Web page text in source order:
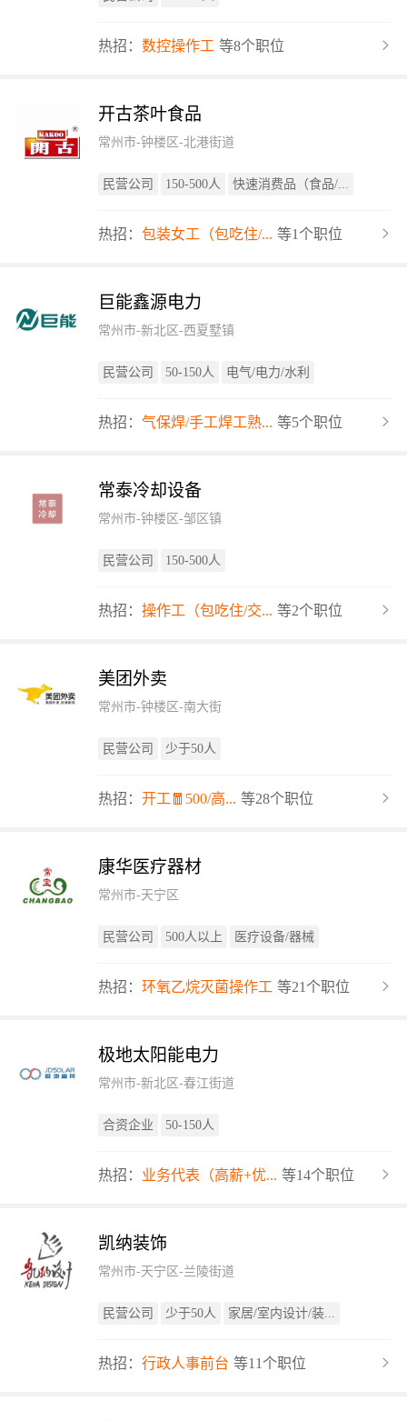
热招： 数控操作工 等8个职位
开古茶叶食品
常州市-钟楼区-北港街道
民营公司 150-500人 快速消费品（食品/...
热招： 包装女工（包吃住/... 等1个职位
巨能鑫源电力
常州市-新北区-西夏墅镇
民营公司 50-150人 电气/电力/水利
热招： 气保焊/手工焊工熟... 等5个职位
常泰冷却设备
常州市-钟楼区-邹区镇
民营公司 150-500人
热招： 操作工（包吃住/交... 等2个职位
美团外卖
常州市-钟楼区-南大街
民营公司 少于50人
热招： 开工🧧500/高... 等28个职位
康华医疗器材
常州市-天宁区
民营公司 500人以上 医疗设备/器械
热招： 环氧乙烷灭菌操作工 等21个职位
极地太阳能电力
常州市-新北区-春江街道
合资企业 50-150人
热招： 业务代表（高薪+优... 等14个职位
凯纳装饰
常州市-天宁区-兰陵街道
民营公司 少于50人 家居/室内设计/装...
热招： 行政人事前台 等11个职位